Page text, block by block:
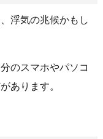
浮気の兆候かもし
のスマホやパソコ
あります。